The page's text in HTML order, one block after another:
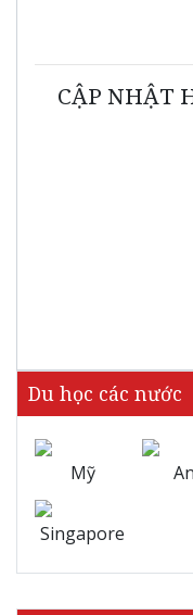
CẬP NHẬT
Du học các nước
Mỹ
Singapore